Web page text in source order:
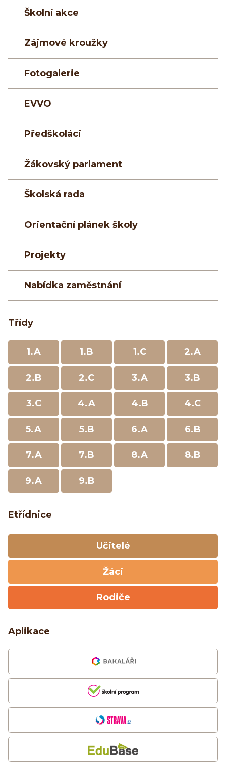
Školní akce
Zájmové kroužky
Fotogalerie
EVVO
Předškoláci
Žákovský parlament
Školská rada
Orientační plánek školy
Projekty
Nabídka zaměstnání
Třídy
1.A 1.B 1.C 2.A
2.B 2.C 3.A 3.B
3.C 4.A 4.B 4.C
5.A 5.B 6.A 6.B
7.A 7.B 8.A 8.B
9.A 9.B
Etřídnice
Učitelé
Žáci
Rodiče
Aplikace